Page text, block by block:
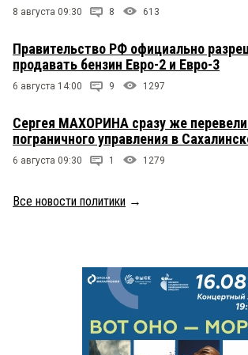
8 августа 09:30 8 613
Правительство РФ официально
продавать бензин Евро-2 и Евро-3
6 августа 14:00 9 1297
Сергея МАХОРИНА сразу же
пограничного управления в
6 августа 09:30 1 1279
Все новости политики →